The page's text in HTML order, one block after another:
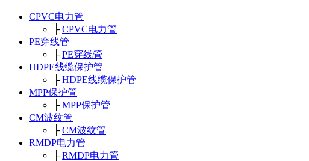
CPVC电力管
├CPVC电力管
PE穿线管
├PE穿线管
HDPE线缆保护管
├HDPE线缆保护管
MPP保护管
├MPP保护管
CM波纹管
├CM波纹管
RMDP电力管
├RMDP电力管